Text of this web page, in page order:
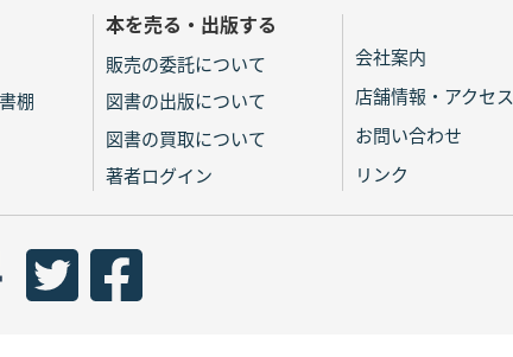
棚
本を売る・出版する
販売の委託について
図書の出版について
図書の買取について
著者ログイン
会社案内
店舗情報・アクセス
お問い合わせ
リンク